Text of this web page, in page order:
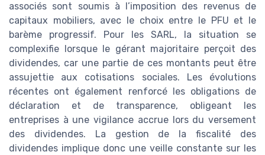
associés sont soumis à l’imposition des revenus de
capitaux mobiliers, avec le choix entre le PFU et le
barème progressif. Pour les SARL, la situation se
complexifie lorsque le gérant majoritaire perçoit des
dividendes, car une partie de ces montants peut être
assujettie aux cotisations sociales. Les évolutions
récentes ont également renforcé les obligations de
déclaration et de transparence, obligeant les
entreprises à une vigilance accrue lors du versement
des dividendes. La gestion de la fiscalité des
dividendes implique donc une veille constante sur les